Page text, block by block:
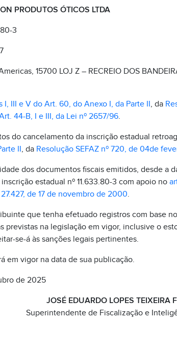
PRODUTOS ÓTICOS LTDA
3
15700 LOJ Z – RECREIO DOS
I, III e V do Art. 60, do Anexo I, da Parte II, da
44-B, I e III, da Lei nº 2657/96.
do cancelamento da inscrição estadual
II, da Resolução SEFAZ nº 720, de 04de
dos documentos fiscais emitidos, desde a
estadual nº 11.633.80-3 com apoio no
de 17 de novembro de 2000.
que tenha efetuado registros com base
previstas na legislação em vigor, inclusive o
se-á às sanções legais pertinentes.
em vigor na data de sua publicação.
de 2025
JOSÉ EDUARDO LOPES TEIXEIRA
Superintendente de Fiscalização e